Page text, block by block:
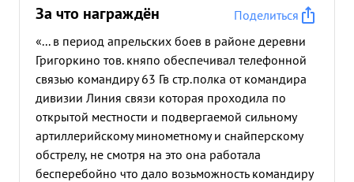
За что награждён
Поделиться
«... в период апрельских боев в районе деревни
Григоркино тов. княпо обеспечивал телефонной
связью командиру 63 Гв стр.полка от командира
дивизии Линия связи которая проходила по
открытой местности и подвергаемой сильному
артиллерийскому минометному и снайперскому
обстрелу, не смотря на это она работала
бесперебойно что дало возьможность командиру